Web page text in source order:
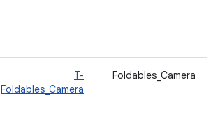
Foldables_Camera
T-
Foldables_Camera